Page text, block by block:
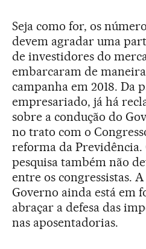
Seja como for, os
devem agradar uma
de investidores do
embarcaram de
campanha em 2018. Da
empresariado, já há
sobre a condução do
no trato com o
reforma da Previdência.
pesquisa também não
entre os congressistas.
Governo ainda está em
abraçar a defesa das
nas aposentadorias.